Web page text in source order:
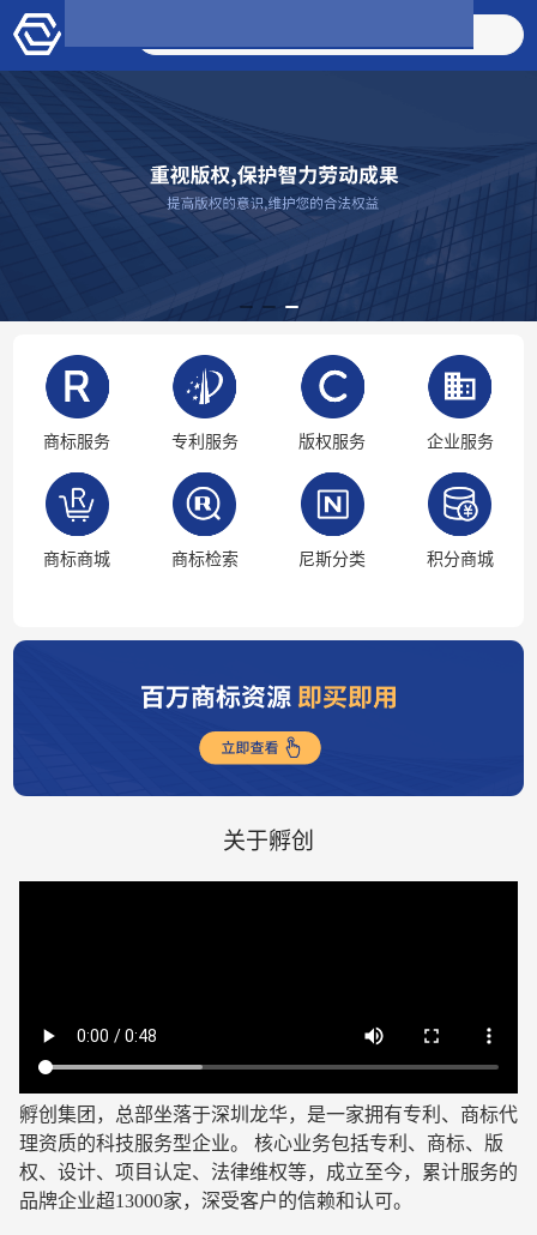
商标服务 专利服务 版权服务 企业服务
商标商城 商标检索 尼斯分类 积分商城
关于孵创
孵创集团，总部坐落于深圳龙华，是一家拥有专利、商标代
理资质的科技服务型企业。 核心业务包括专利、商标、版
权、设计、项目认定、法律维权等，成立至今，累计服务的
品牌企业超13000家，深受客户的信赖和认可。